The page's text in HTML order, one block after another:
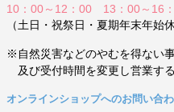
10：00～12：00 13：00～16
（土日・祝祭日・夏期年末年始
※自然災害などのやむを得ない
及び受付時間を変更し営業す
オンラインショップへのお問い合